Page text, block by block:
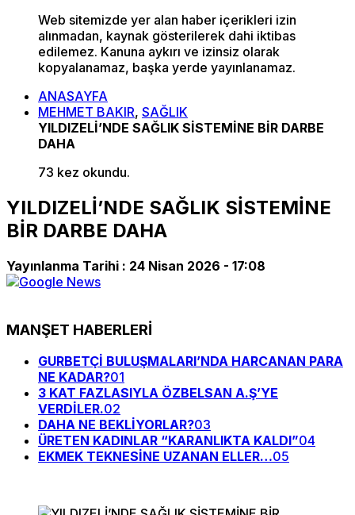
Web sitemizde yer alan haber içerikleri izin
alınmadan, kaynak gösterilerek dahi iktibas
edilemez. Kanuna aykırı ve izinsiz olarak
kopyalanamaz, başka yerde yayınlanamaz.
ANASAYFA
MEHMET BAKIR, SAĞLIK
YILDIZELİ’NDE SAĞLIK SİSTEMİNE BİR DARBE
DAHA
73 kez okundu.
YILDIZELİ’NDE SAĞLIK SİSTEMİNE
BİR DARBE DAHA
Yayınlanma Tarihi : 24 Nisan 2026 - 17:08
MANŞET HABERLERİ
GURBETÇİ BULUŞMALARI’NDA HARCANAN PARA
NE KADAR?01
3 KAT FAZLASIYLA ÖZBELSAN A.Ş’YE
VERDİLER.02
DAHA NE BEKLİYORLAR?03
ÜRETEN KADINLAR “KARANLIKTA KALDI”04
EKMEK TEKNESİNE UZANAN ELLER…05